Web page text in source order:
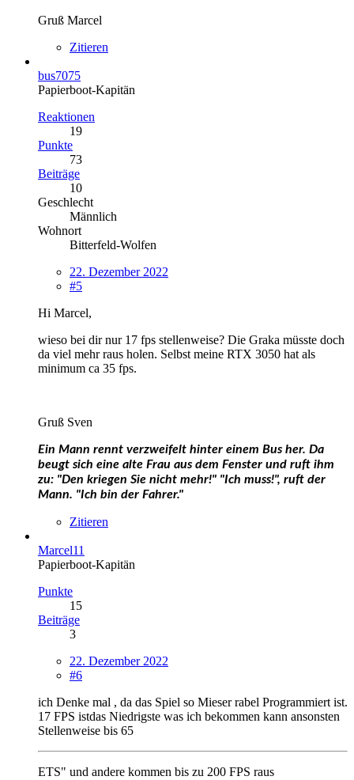
Gruß Marcel
Zitieren
bus7075
Papierboot-Kapitän
Reaktionen
19
Punkte
73
Beiträge
10
Geschlecht
Männlich
Wohnort
Bitterfeld-Wolfen
22. Dezember 2022
#5
Hi Marcel,
wieso bei dir nur 17 fps stellenweise? Die Graka müsste doch
da viel mehr raus holen. Selbst meine RTX 3050 hat als
minimum ca 35 fps.
Gruß Sven
Ein Mann rennt verzweifelt hinter einem Bus her. Da
beugt sich eine alte Frau aus dem Fenster und ruft ihm
zu: "Den kriegen Sie nicht mehr!" "Ich muss!", ruft der
Mann. "Ich bin der Fahrer."
Zitieren
Marcel11
Papierboot-Kapitän
Punkte
15
Beiträge
3
22. Dezember 2022
#6
ich Denke mal , da das Spiel so Mieser rabel Programmiert ist.
17 FPS istdas Niedrigste was ich bekommen kann ansonsten
Stellenweise bis 65
ETS" und andere kommen bis zu 200 FPS raus